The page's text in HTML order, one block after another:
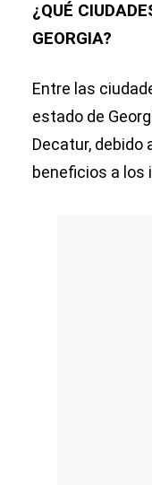
¿QUÉ
GEORGIA?
Entre las
estado de
Decatur, debido
beneficios a